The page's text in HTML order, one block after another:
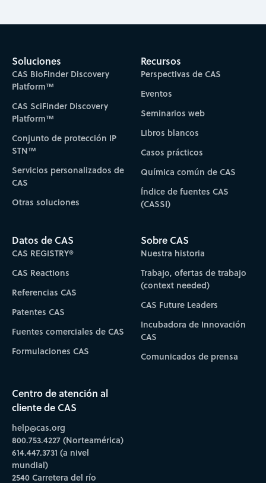
Soluciones
CAS BioFinder Discovery
Platform™
CAS SciFinder Discovery
Platform™
Conjunto de protección IP
STN™
Servicios personalizados de
CAS
Otras soluciones
Recursos
Perspectivas de CAS
Eventos
Seminarios web
Libros blancos
Casos prácticos
Química común de CAS
Índice de fuentes CAS
(CASSI)
Datos de CAS
CAS REGISTRY®
CAS Reactions
Referencias CAS
Patentes CAS
Fuentes comerciales de CAS
Formulaciones CAS
Sobre CAS
Nuestra historia
Trabajo, ofertas de trabajo
(context needed)
CAS Future Leaders
Incubadora de Innovación
CAS
Comunicados de prensa
Centro de atención al
cliente de CAS
help@cas.org
800.753.4227 (Norteamérica)
614.447.3731 (a nivel
mundial)
2540 Carretera del río